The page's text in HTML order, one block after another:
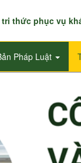
tri thức phục vụ
Pháp Luật